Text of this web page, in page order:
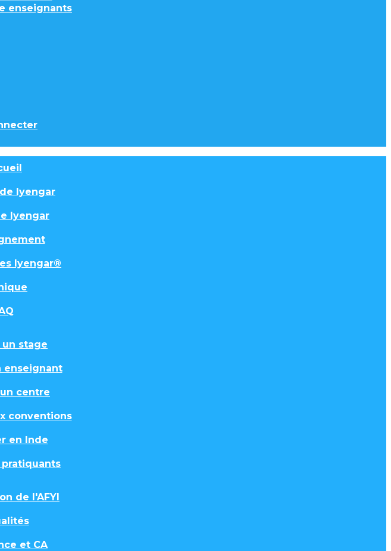
enseignants
Iyengar
Iyengar
Iyengar®
stage
enseignant
centre
conventions
en Inde
pratiquants
de l'AFYI
et CA